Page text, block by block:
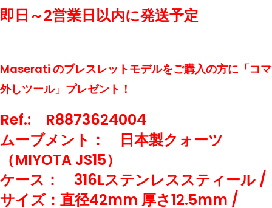
即日～2営業日以内に発送予定
Maserati のブレスレットモデルをご購入の方に「コマ
外しツール」プレゼント！
Ref.: R8873624004
ムーブメント： 日本製クォーツ
（MIYOTA JS15）
ケース： 316Lステンレススティール /
サイズ：直径42mm 厚さ12.5mm /